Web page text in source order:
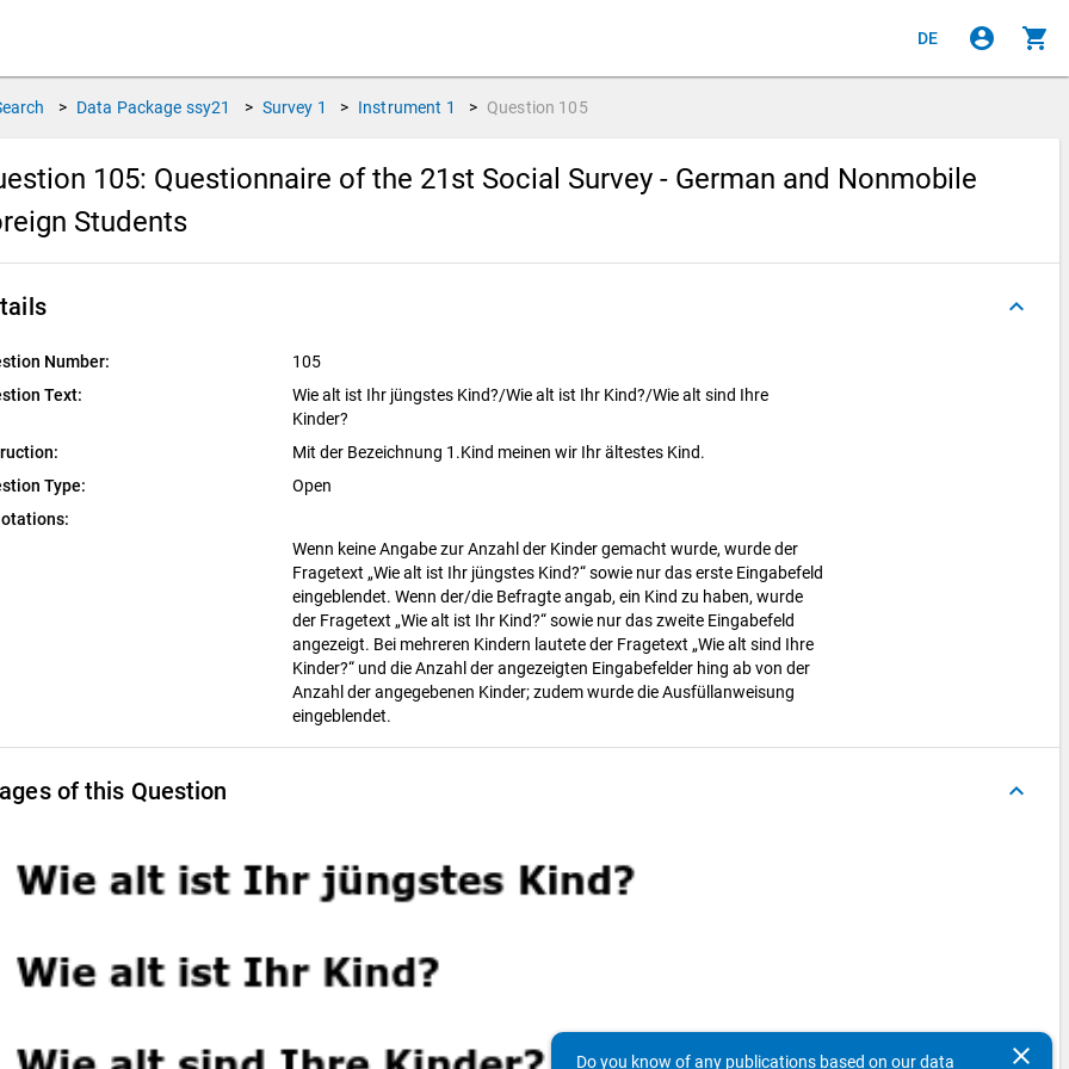
DE account_circle shopping_cart
> Data Package ssy21 > Survey 1 > Instrument 1 > Question 105
105: Questionnaire of the 21st Social Survey - German and Nonmobile
Students
keyboard_arrow_up
Number:
105
Text:
Wie alt ist Ihr jüngstes Kind?/Wie alt ist Ihr Kind?/Wie alt sind Ihre
Kinder?
Mit der Bezeichnung 1.Kind meinen wir Ihr ältestes Kind.
Type:
Open
Wenn keine Angabe zur Anzahl der Kinder gemacht wurde, wurde der
Fragetext „Wie alt ist Ihr jüngstes Kind?“ sowie nur das erste Eingabefeld
eingeblendet. Wenn der/die Befragte angab, ein Kind zu haben, wurde
der Fragetext „Wie alt ist Ihr Kind?“ sowie nur das zweite Eingabefeld
angezeigt. Bei mehreren Kindern lautete der Fragetext „Wie alt sind Ihre
Kinder?“ und die Anzahl der angezeigten Eingabefelder hing ab von der
Anzahl der angegebenen Kinder; zudem wurde die Ausfüllanweisung
eingeblendet.
of this Question keyboard_arrow_up
clear
Do you know of any publications based on our data